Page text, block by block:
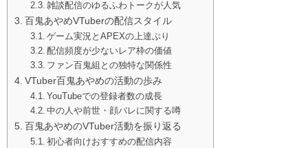
雑談配信のゆるふわトークが人気
百鬼あやめVTuberの配信スタイル
ゲーム実況とAPEXの上達ぶり
配信頻度が少ないレア枠の価値
ファン百鬼組との独特な関係性
VTuber百鬼あやめの活動の歩み
YouTubeでの登録者数の成長
中の人や前世・顔バレに関する噂
百鬼あやめのVTuber活動を振り返る
初心者向けおすすめの配信内容